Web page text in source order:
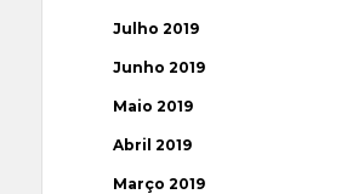
Julho 2019
Junho 2019
Maio 2019
Abril 2019
Março 2019